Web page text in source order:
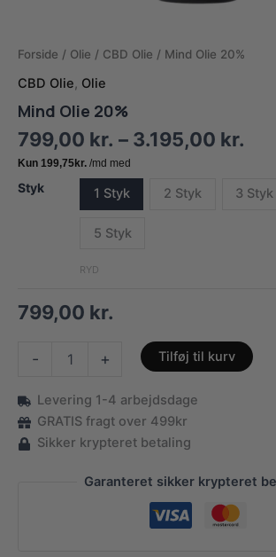
Forside / Olie / CBD Olie / Mind Olie 20%
CBD Olie Olie
Mind Olie 20%
799,00 kr. – 3.195,00 kr.
Styk 1 Styk 2 Styk 3 Styk
5 Styk
RYD
799,00 kr.
-
antal
+ Tilføj til kurv
Levering 1-4 arbejdsdage
GRATIS fragt over 499kr
Sikker krypteret betaling
Garanteret sikker krypteret